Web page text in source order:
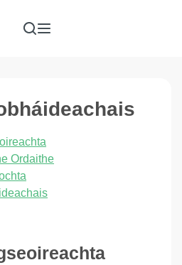
Ordaithe